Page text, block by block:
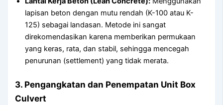
lapisan beton dengan mutu rendah (K-100 atau K-
125) sebagai landasan. Metode ini sangat
direkomendasikan karena memberikan permukaan
yang keras, rata, dan stabil, sehingga mencegah
penurunan (settlement) yang tidak merata.
3. Pengangkatan dan Penempatan Unit Box
Culvert